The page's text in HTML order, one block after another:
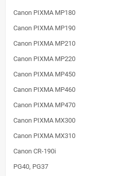
Canon PIXMA MP180
Canon PIXMA MP190
Canon PIXMA MP210
Canon PIXMA MP220
Canon PIXMA MP450
Canon PIXMA MP460
Canon PIXMA MP470
Canon PIXMA MX300
Canon PIXMA MX310
Canon CR-190i
PG40, PG37